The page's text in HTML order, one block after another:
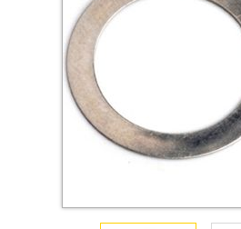
Заклепки (Гайки-Заклепки)
Инструмент
Крюки, кольца с